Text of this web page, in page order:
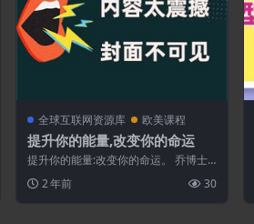
全球互联网资源库 欧美课程
提升你的能量,改变你的命运
提升你的能量:改变你的命运。 乔博士
最新的科学...
2 年前 30